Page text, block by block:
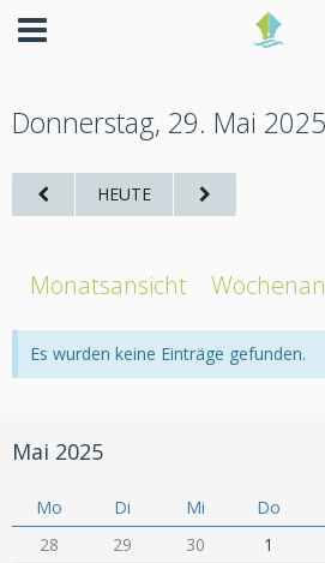
Donnerstag, 29. Mai 2025
HEUTE
Monatsansicht
Es wurden keine Einträge gefunden.
Mai 2025
Mo Di Mi Do
28
29 30 1